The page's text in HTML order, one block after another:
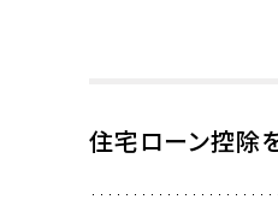
住宅ローン控除